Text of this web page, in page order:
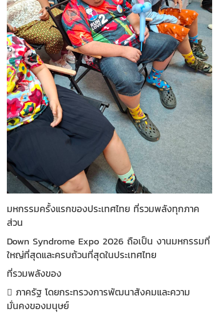
มหกรรมครั้งแรกของประเทศไทย ที่รวมพลังทุกภาค
ส่วน
Down Syndrome Expo 2026 ถือเป็น งานมหกรรมที่
ใหญ่ที่สุดและครบถ้วนที่สุดในประเทศไทย
ที่รวมพลังของ
 ภาครัฐ โดยกระทรวงการพัฒนาสังคมและความ
มั่นคงของมนุษย์